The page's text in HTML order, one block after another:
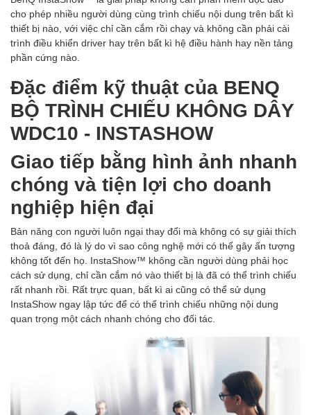
cho phép nhiều người dùng cùng trình chiếu nội dung trên bất kì
thiết bị nào, với việc chỉ cần cắm rồi chạy và không cần phải cài
trình điều khiển driver hay trên bất kì hệ điều hành hay nền tảng
phần cứng nào.
Đặc điểm kỹ thuật của BENQ
BỘ TRÌNH CHIẾU KHÔNG DÂY
WDC10 - INSTASHOW
Giao tiếp bằng hình ảnh nhanh
chóng và tiện lợi cho doanh
nghiệp hiện đại
Bản năng con người luôn ngại thay đổi mà không có sự giải thích
thoả đáng, đó là lý do vì sao công nghệ mới có thể gây ấn tượng
không tốt đến họ. InstaShow™ không cần người dùng phải học
cách sử dụng, chỉ cần cắm nó vào thiết bị là đã có thể trình chiếu
rất nhanh rồi. Rất trực quan, bất kì ai cũng có thể sử dụng
InstaShow ngay lập tức để có thể trình chiếu những nội dung
quan trọng một cách nhanh chóng cho đối tác.